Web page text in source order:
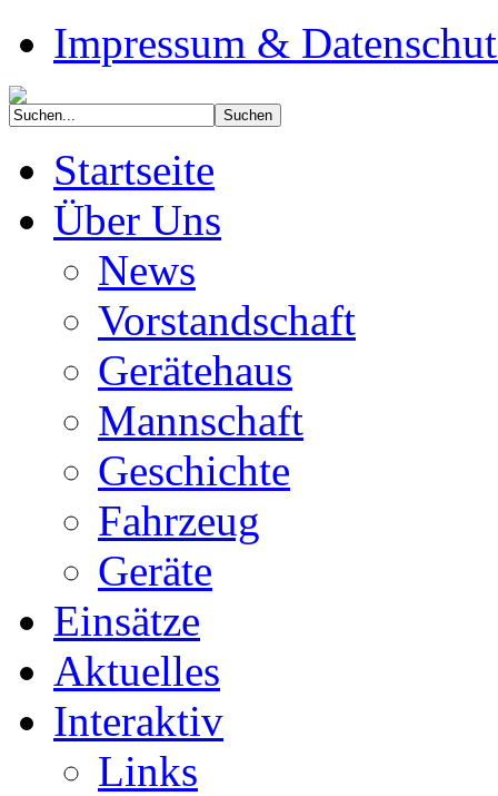
Impressum &
Startseite
Über Uns
News
Vorstandschaft
Gerätehaus
Mannschaft
Geschichte
Fahrzeug
Geräte
Einsätze
Aktuelles
Interaktiv
Links